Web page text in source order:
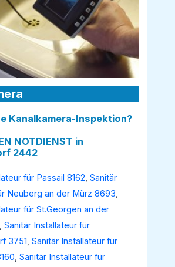
Kanalkamera-Inspektion?
NOTDIENST in
2442
für Passail 8162,Sanitär
Neuberg an der Mürz 8693,
für St.Georgen an der
,Sanitär Installateur für
3751,Sanitär Installateur für
,Sanitär Installateur für